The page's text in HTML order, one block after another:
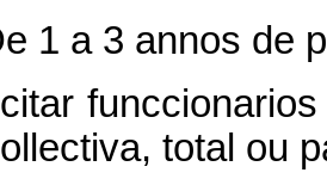
1 a 3 annos de
total ou